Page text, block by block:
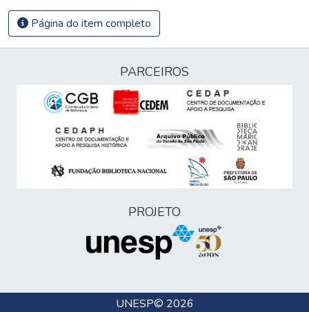
Página do item completo
PARCEIROS
PROJETO
UNESP© 2026